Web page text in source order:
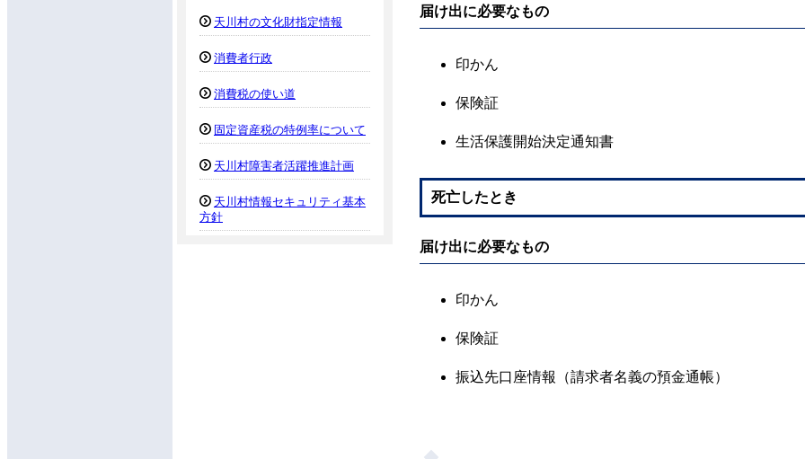
天川村の文化財指定情報
消費者行政
消費税の使い道
固定資産税の特例率について
天川村障害者活躍推進計画
天川村情報セキュリティ基本
方針
届け出に必要なもの
印かん
保険証
生活保護開始決定通知書
死亡したとき
届け出に必要なもの
印かん
保険証
振込先口座情報（請求者名義の預金通帳）